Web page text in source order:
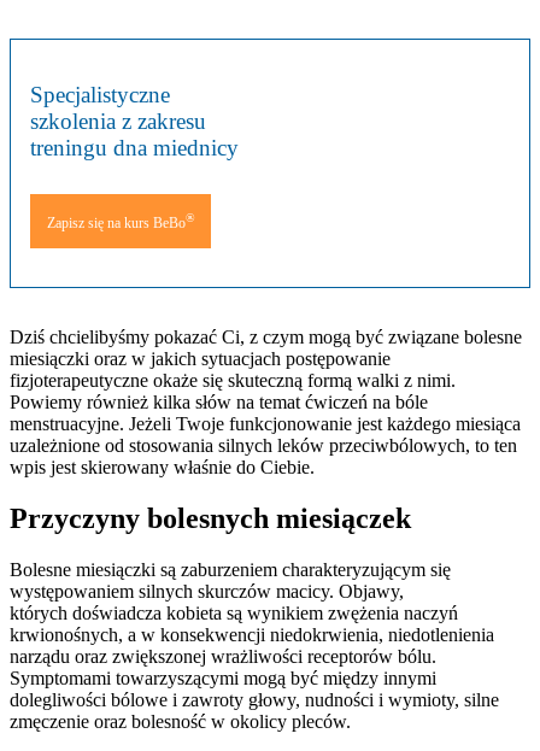
Specjalistyczne
szkolenia z zakresu
treningu dna miednicy
Zapisz się na kurs BeBo®
Dziś chcielibyśmy pokazać Ci, z czym mogą być związane bolesne
miesiączki oraz w jakich sytuacjach postępowanie
fizjoterapeutyczne okaże się skuteczną formą walki z nimi.
Powiemy również kilka słów na temat ćwiczeń na bóle
menstruacyjne. Jeżeli Twoje funkcjonowanie jest każdego miesiąca
uzależnione od stosowania silnych leków przeciwbólowych, to ten
wpis jest skierowany właśnie do Ciebie.
Przyczyny bolesnych miesiączek
Bolesne miesiączki są zaburzeniem charakteryzującym się
występowaniem silnych skurczów macicy. Objawy,
których doświadcza kobieta są wynikiem zwężenia naczyń
krwionośnych, a w konsekwencji niedokrwienia, niedotlenienia
narządu oraz zwiększonej wrażliwości receptorów bólu.
Symptomami towarzyszącymi mogą być między innymi
dolegliwości bólowe i zawroty głowy, nudności i wymioty, silne
zmęczenie oraz bolesność w okolicy pleców.